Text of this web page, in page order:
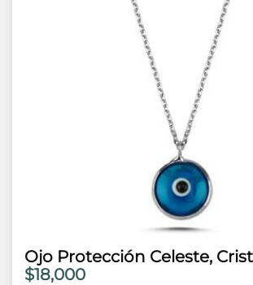
Ojo Protección Celeste,
$18,000